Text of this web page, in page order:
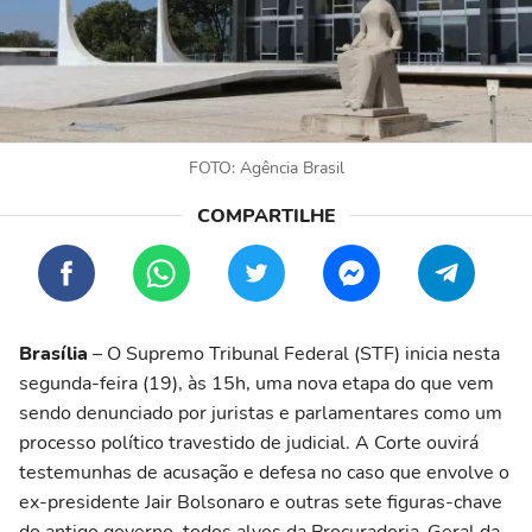
FOTO: Agência Brasil
Brasília – O Supremo Tribunal Federal (STF) inicia nesta
segunda-feira (19), às 15h, uma nova etapa do que vem
sendo denunciado por juristas e parlamentares como um
processo político travestido de judicial. A Corte ouvirá
testemunhas de acusação e defesa no caso que envolve o
ex-presidente Jair Bolsonaro e outras sete figuras-chave